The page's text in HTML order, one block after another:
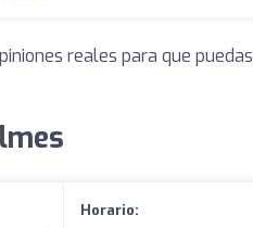
reales para que puedas
Horario: